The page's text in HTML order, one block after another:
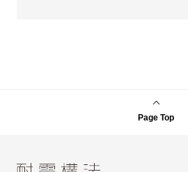
Page Top